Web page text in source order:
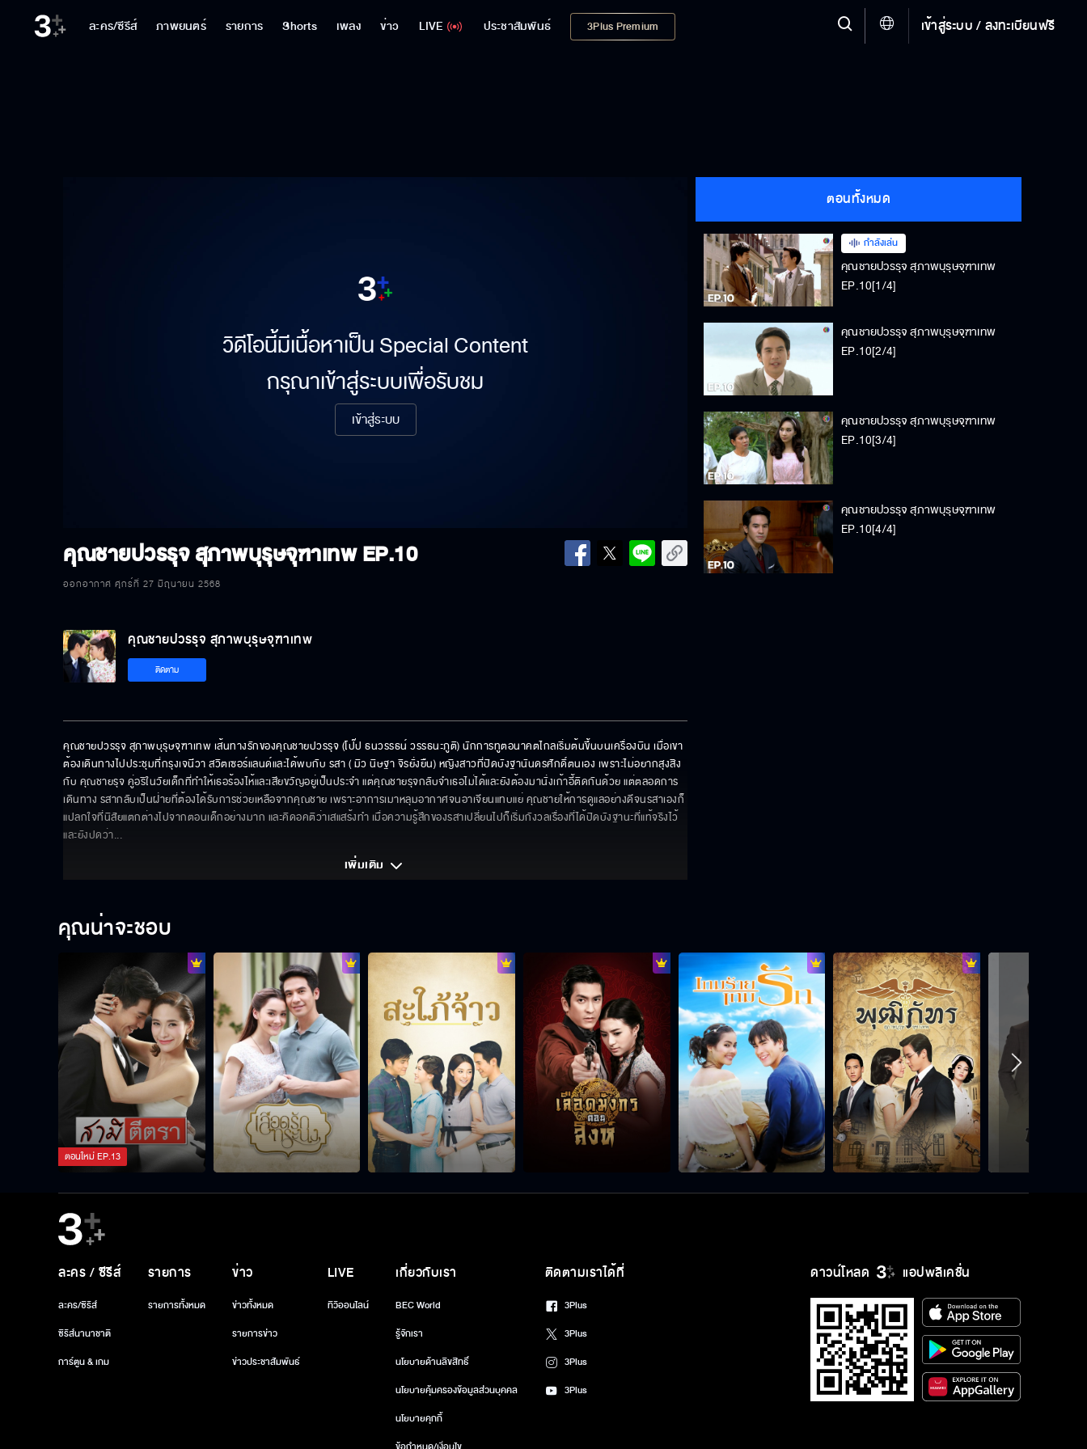
ละคร/ซีรีส์ ภาพยนตร์ รายการ Shorts เพลง ข่าว LIVE ประชาสัมพันธ์ 3Plus Premium เข้าสู่ระบบ / ลงทะเบียนฟรี
วิดีโอนี้มีเนื้อหาเป็น Special Content
กรุณาเข้าสู่ระบบเพื่อรับชม
เข้าสู่ระบบ
คุณชายปวรรุจ สุภาพบุรุษจุฑาเทพEP.10
ออกอากาศ ศุกร์ที่ 27 มิถุนายน 2568
ตอนทั้งหมด
กำลังเล่น
คุณชายปวรรุจ สุภาพบุรุษจุฑาเทพ
EP.10[1/4]
คุณชายปวรรุจ สุภาพบุรุษจุฑาเทพ
EP.10[2/4]
คุณชายปวรรุจ สุภาพบุรุษจุฑาเทพ
EP.10[3/4]
คุณชายปวรรุจ สุภาพบุรุษจุฑาเทพ
EP.10[4/4]
คุณชายปวรรุจ สุภาพบุรุษจุฑาเทพ
ติดตาม
คุณชายปวรรุจ สุภาพบุรุษจุฑาเทพ เส้นทางรักของคุณชายปวรรุจ (โป๊ป ธนวรรธน์ วรรธนะภูติ) นักการทูตอนาคตไกลเริ่มต้นขึ้นบนเครื่องบิน เมื่อเขา
ต้องเดินทางไปประชุมที่กรุงเจนีวา สวิตเซอร์แลนด์และได้พบกับ รสา ( มิว นิษฐา จิรยั่งยืน) หญิงสาวที่ปิดบังฐานันดรศักดิ์ตนเอง เพราะไม่อยากสุงสิง
กับ คุณชายรุจ คู่อริในวัยเด็กที่ทำให้เธอร้องไห้และเสียขวัญอยู่เป็นประจำ แต่คุณชายรุจกลับจำเธอไม่ได้และยังต้องมานั่งเก้าอี้ติดกันด้วย แต่ตลอดการ
เดินทาง รสากลับเป็นฝ่ายที่ต้องได้รับการช่วยเหลือจากคุณชาย เพราะอาการเมาหลุมอากาศจนอาเจียนแทบแย่ คุณชายให้การดูแลอย่างดีจนรสาเองก็
แปลกใจที่นิสัยแตกต่างไปจากตอนเด็กอย่างมาก และคิดอคติว่าเสแสร้งทำ เมื่อความรู้สึกของรสาเปลี่ยนไปก็เริ่มกังวลเรื่องที่ได้ปิดบังฐานะที่แท้จริงไว้
และยังปดว่า...
เพิ่มเติม
คุณน่าจะชอบ
ตอนใหม่EP.13
ดาวน์โหลด แอปพลิเคชั่น
ละคร / ซีรีส์
ละคร/ซีรีส์
ซีรีส์นานาชาติ
การ์ตูน & เกม
รายการ
รายการทั้งหมด
ข่าว
ข่าวทั้งหมด
รายการข่าว
ข่าวประชาสัมพันธ์
LIVE
ทีวีออนไลน์
เกี่ยวกับเรา
BEC World
รู้จักเรา
นโยบายด้านลิขสิทธิ์
นโยบายคุ้มครองข้อมูลส่วนบุคคล
นโยบายคุกกี้
ติดตามเราได้ที่
3Plus
3Plus
3Plus
3Plus